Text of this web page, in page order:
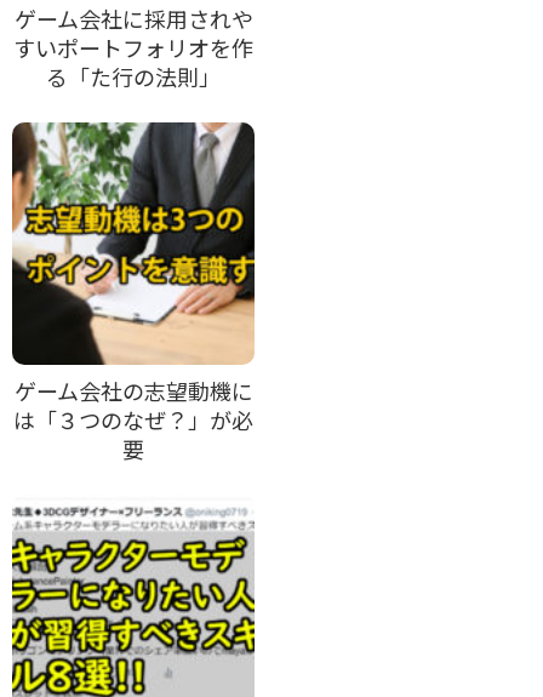
ゲーム会社に採用されや
すいポートフォリオを作
る「た行の法則」
ゲーム会社の志望動機に
は「３つのなぜ？」が必
要